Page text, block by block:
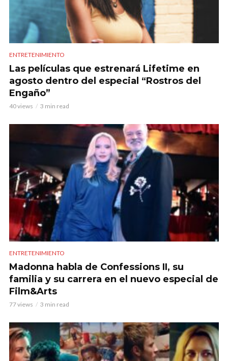
ENTRETENIMIENTO
Las películas que estrenará Lifetime en
agosto dentro del especial “Rostros del
Engaño”
40 views 3 min read
ENTRETENIMIENTO
Madonna habla de Confessions II, su
familia y su carrera en el nuevo especial de
Film&Arts
77 views 3 min read